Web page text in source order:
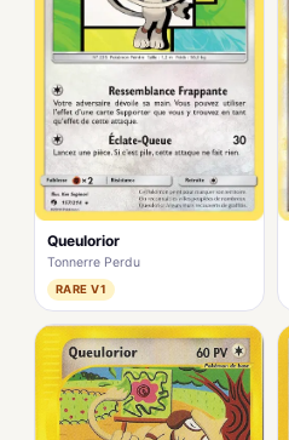
Queulorior
Tonnerre Perdu
RARE V1